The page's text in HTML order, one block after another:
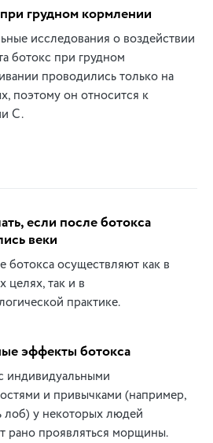
грудном кормлении
исследования о воздействии
ботокс при грудном
проводились только на
поэтому он относится к
С.
если после ботокса
веки
ботокса осуществляют как в
целях, так и в
практике.
эффекты ботокса
индивидуальными
и привычками (например,
лоб) у некоторых людей
рано проявляться морщины.